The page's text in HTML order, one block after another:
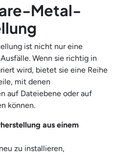
Metal-
ist nicht nur eine
Wenn sie richtig in
wird, bietet sie eine Reihe
mit denen
auf Dateiebene oder auf
können.
aus einem
zu installieren,